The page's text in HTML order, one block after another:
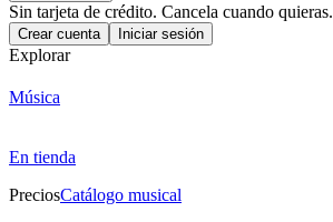
Sin tarjeta de crédito. Cancela cuando quieras.
Crear cuenta Iniciar sesión
Explorar
Música
En tienda
PreciosCatálogo musical